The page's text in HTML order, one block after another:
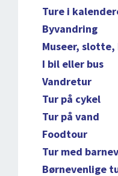
Ture i
Byvandring
Museer,
I bil eller bus
Vandretur
Tur på cykel
Tur på vand
Foodtour
Tur med
Børnevenlige